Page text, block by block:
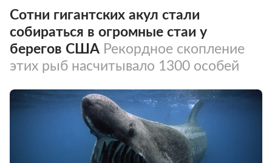
Сотни гигантских акул стали
собираться в огромные стаи у
берегов США Рекордное скопление
этих рыб насчитывало 1300 особей